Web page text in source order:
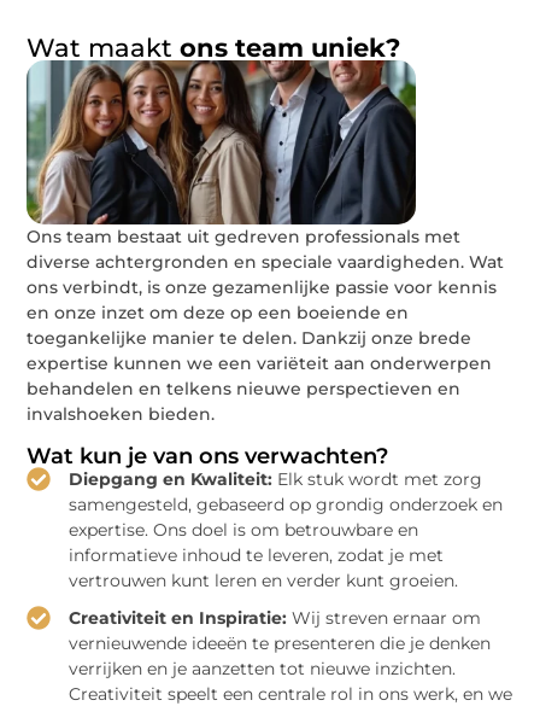
Wat maaktons team uniek?
Ons team bestaat uit gedreven professionals met
diverse achtergronden en speciale vaardigheden. Wat
ons verbindt, is onze gezamenlijke passie voor kennis
en onze inzet om deze op een boeiende en
toegankelijke manier te delen. Dankzij onze brede
expertise kunnen we een variëteit aan onderwerpen
behandelen en telkens nieuwe perspectieven en
invalshoeken bieden.
Wat kun je van ons verwachten?
Diepgang en Kwaliteit: Elk stuk wordt met zorg
samengesteld, gebaseerd op grondig onderzoek en
expertise. Ons doel is om betrouwbare en
informatieve inhoud te leveren, zodat je met
vertrouwen kunt leren en verder kunt groeien.
Creativiteit en Inspiratie: Wij streven ernaar om
vernieuwende ideeën te presenteren die je denken
verrijken en je aanzetten tot nieuwe inzichten.
Creativiteit speelt een centrale rol in ons werk, en we